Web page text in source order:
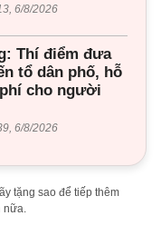
6/8/2026
Thí điểm đưa
tổ dân phố, hỗ
cho người
6/8/2026
tặng sao để tiếp thêm
nữa.